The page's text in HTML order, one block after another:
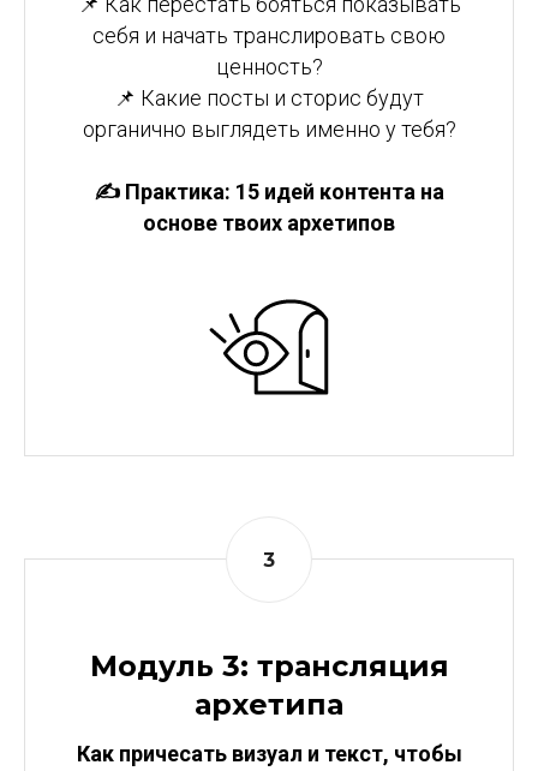
себя и начать транслировать свою
ценность?
📌 Какие посты и сторис будут
органично выглядеть именно у тебя?
✍️ Практика: 15 идей контента на
основе твоих архетипов
Модуль 3: трансляция
архетипа
Как причесать визуал и текст, чтобы